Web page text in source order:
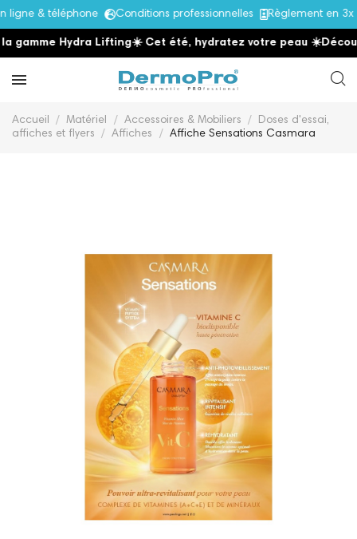
& téléphone Conditions professionnelles Règlement en 3x
gamme Hydra Lifting☀️ Cet été, hydratez votre peau ☀️
Accueil Matériel Accessoires & Mobiliers
Doses d'essai,
affiches et flyers
Affiches Affiche Sensations Casmara